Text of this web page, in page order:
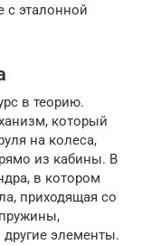
с эталонной
в теорию.
который
на колеса,
из кабины. В
в котором
приходящая со
элементы.